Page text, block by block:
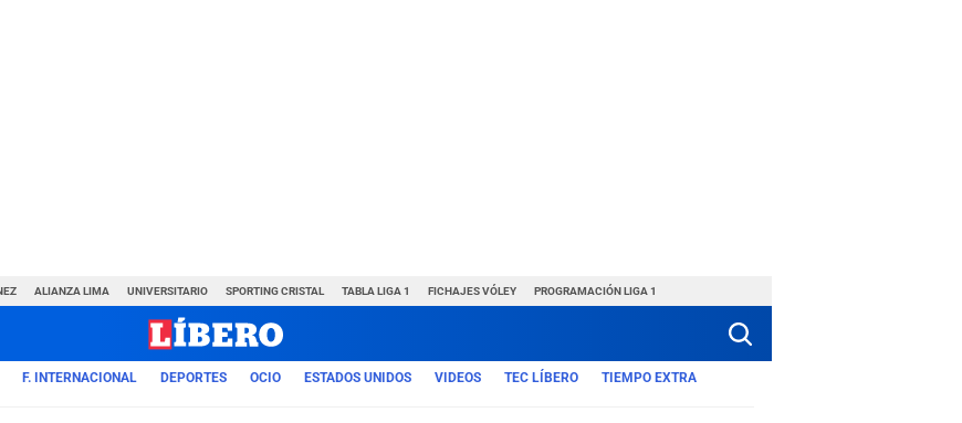
ALIANZA LIMA UNIVERSITARIO SPORTING CRISTAL TABLA LIGA 1 FICHAJES VÓLEY PROGRAMACIÓN LIGA 1
F. INTERNACIONAL DEPORTES OCIO ESTADOS UNIDOS VIDEOS TEC LÍBERO TIEMPO EXTRA